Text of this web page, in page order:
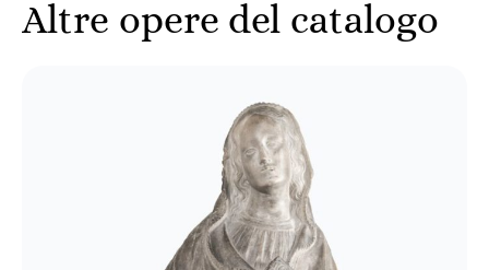
Altre opere del catalogo